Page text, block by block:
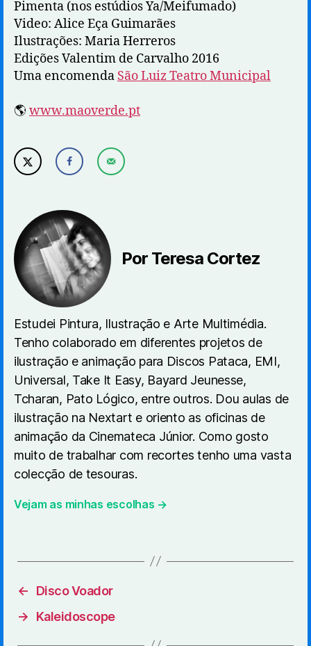
Pimenta (nos estúdios Ya/Meifumado)
Video: Alice Eça Guimarães
Ilustrações: Maria Herreros
Edições Valentim de Carvalho 2016
Uma encomenda São Luiz Teatro Municipal
🌎 www.maoverde.pt
Por Teresa Cortez
Estudei Pintura, Ilustração e Arte Multimédia.
Tenho colaborado em diferentes projetos de
ilustração e animação para Discos Pataca, EMI,
Universal, Take It Easy, Bayard Jeunesse,
Tcharan, Pato Lógico, entre outros. Dou aulas de
ilustração na Nextart e oriento as oficinas de
animação da Cinemateca Júnior. Como gosto
muito de trabalhar com recortes tenho uma vasta
colecção de tesouras.
Vejam as minhas escolhas →
←
Disco Voador
→
Kaleidoscope